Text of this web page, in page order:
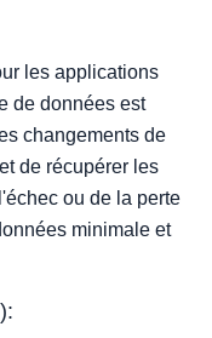
les applications
de données est
changements de
de récupérer les
ou de la perte
minimale et